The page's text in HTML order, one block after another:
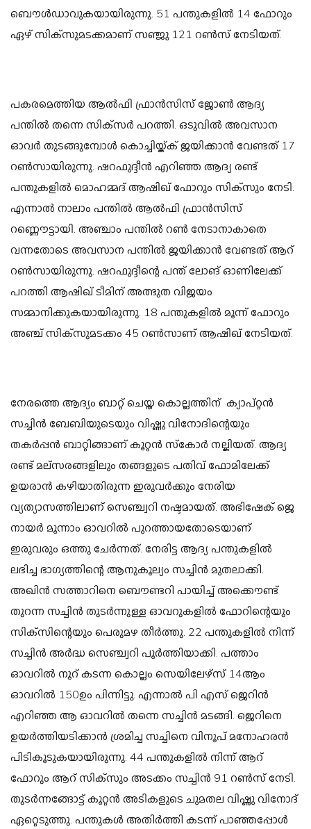
ബൌള്‍ഡാവുകയായിരുന്നു. 51 പന്തുകളില്‍ 14 ഫോറും
ഏഴ് സിക്‌സുമടക്കമാണ് സഞ്ജു 121 റണ്‍സ് നേടിയത്.
പകരമെത്തിയ ആല്‍ഫി ഫ്രാന്‍സിസ് ജോണ്‍ ആദ്യ
പന്തില്‍ തന്നെ സിക്‌സര്‍ പറത്തി. ഒടുവില്‍ അവസാന
ഓവര്‍ തുടങ്ങുമ്പോള്‍ കൊച്ചിയ്ക്ക് ജയിക്കാന്‍ വേണ്ടത് 17
റണ്‍സായിരുന്നു. ഷറഫുദ്ദീന്‍ എറിഞ്ഞ ആദ്യ രണ്ട്
പന്തുകളില്‍ മൊഹമ്മദ് ആഷിഖ് ഫോറും സിക്‌സും നേടി.
എന്നാല്‍ നാലാം പന്തില്‍ ആല്‍ഫി ഫ്രാന്‍സിസ്
റണ്ണൌട്ടായി. അഞ്ചാം പന്തില്‍ റണ്‍ നേടാനാകാതെ
വന്നതോടെ അവസാന പന്തില്‍ ജയിക്കാന്‍ വേണ്ടത് ആറ്
റണ്‍സായിരുന്നു. ഷറഫുദ്ദീന്റെ പന്ത് ലോങ് ഓണിലേക്ക്
പറത്തി ആഷിഖ് ടീമിന് അത്ഭുത വിജയം
സമ്മാനിക്കുകയായിരുന്നു. 18 പന്തുകളില്‍ മൂന്ന് ഫോറും
അഞ്ച് സിക്‌സുമടക്കം 45 റണ്‍സാണ് ആഷിഖ് നേടിയത്.
നേരത്തെ ആദ്യം ബാറ്റ് ചെയ്ത കൊല്ലത്തിന് ക്യാപ്റ്റന്‍
സച്ചിന്‍ ബേബിയുടെയും വിഷ്ണു വിനോദിന്റെയും
തകര്‍പ്പന്‍ ബാറ്റിങ്ങാണ് കൂറ്റന്‍ സ്‌കോര്‍ നല്കിയത്. ആദ്യ
രണ്ട് മല്‌സരങ്ങളിലും തങ്ങളുടെ പതിവ് ഫോമിലേക്ക്
ഉയരാന്‍ കഴിയാതിരുന്ന ഇരുവര്‍ക്കും നേരിയ
വ്യത്യാസത്തിലാണ് സെഞ്ച്വറി നഷ്ടമായത്. അഭിഷേക് ജെ
നായര്‍ മൂന്നാം ഓവറില്‍ പുറത്തായതോടെയാണ്
ഇരുവരും ഒത്തു ചേര്‍ന്നത്. നേരിട്ട ആദ്യ പന്തുകളില്‍
ലഭിച്ച ഭാഗ്യത്തിന്റെ ആനുകൂല്യം സച്ചിന്‍ മുതലാക്കി.
അഖിന്‍ സത്താറിനെ ബൌണ്ടറി പായിച്ച് അക്കൌണ്ട്
തുറന്ന സച്ചിന്‍ തുടര്‍ന്നുള്ള ഓവറുകളില്‍ ഫോറിന്റെയും
സിക്‌സിന്റെയും പെരുമഴ തീര്‍ത്തു. 22 പന്തുകളില്‍ നിന്ന്
സച്ചിന്‍ അര്‍ദ്ധ സെഞ്ച്വറി പൂര്‍ത്തിയാക്കി. പത്താം
ഓവറില്‍ നൂറ് കടന്ന കൊല്ലം സെയിലേഴ്‌സ് 14ആം
ഓവറില്‍ 150ഉം പിന്നിട്ടു. എന്നാല്‍ പി എസ് ജെറിന്‍
എറിഞ്ഞ ആ ഓവറില്‍ തന്നെ സച്ചിന്‍ മടങ്ങി. ജെറിനെ
ഉയര്‍ത്തിയടിക്കാന്‍ ശ്രമിച്ച സച്ചിനെ വിനൂപ് മനോഹരന്‍
പിടികൂടുകയായിരുന്നു. 44 പന്തുകളില്‍ നിന്ന് ആറ്
ഫോറും ആറ് സിക്‌സും അടക്കം സച്ചിന്‍ 91 റണ്‍സ് നേടി.
തുടര്‍ന്നങ്ങോട്ട് കൂറ്റന്‍ അടികളുടെ ചുമതല വിഷ്ണു വിനോദ്
ഏറ്റെടുത്തു. പന്തുകള്‍ അതിര്‍ത്തി കടന്ന് പാഞ്ഞപ്പോള്‍